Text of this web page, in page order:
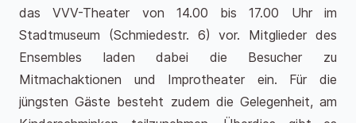
das VVV-Theater von 14.00 bis 17.00 Uhr im
Stadtmuseum (Schmiedestr. 6) vor. Mitglieder des
Ensembles laden dabei die Besucher zu
Mitmachaktionen und Improtheater ein. Für die
jüngsten Gäste besteht zudem die Gelegenheit, am